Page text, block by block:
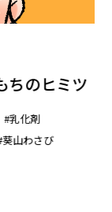
ヒミツ
さび